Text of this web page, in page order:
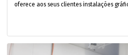
oferece aos seus clientes instalações